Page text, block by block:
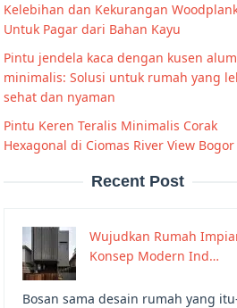
Kelebihan dan Kekurangan
Untuk Pagar dari Bahan Kayu
Pintu jendela kaca dengan kusen
minimalis: Solusi untuk rumah yang
sehat dan nyaman
Pintu Keren Teralis Minimalis Corak
Hexagonal di Ciomas River View Bogor
Recent Post
Wujudkan Rumah
Konsep Modern Ind…
Bosan sama desain rumah yang